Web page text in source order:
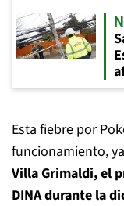
Esta fiebre por
funcionamiento,
Villa Grimaldi, el
DINA durante la